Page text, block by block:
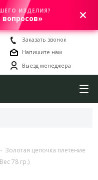
0
Заказать звонок
Напишите нам
Выезд менеджера
- Золотая цепочка плетение
78 гр.)
ИЗДЕЛИЯ?